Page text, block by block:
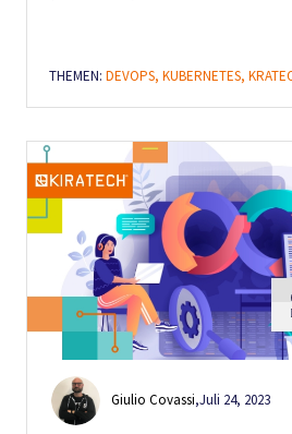
THEMEN: DEVOPS, KUBERNETES,
Giulio Covassi,Juli 24, 2023